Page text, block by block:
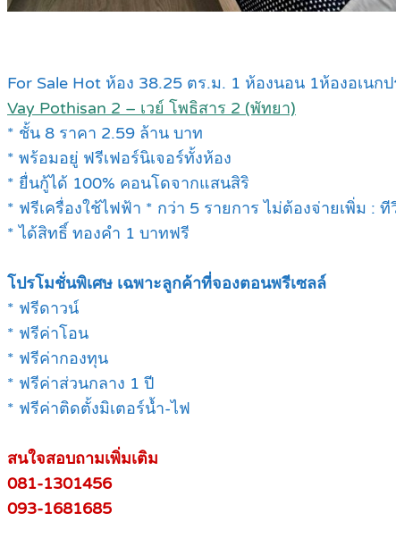
For Sale Hot ห้อง 38.25 ตร.ม. 1 ห้องนอน 1ห้องอเนก
Vay Pothisan 2 – เวย์ โพธิสาร 2 (พัทยา)
* ชั้น 8 ราคา 2.59 ล้าน บาท
* พร้อมอยู่ ฟรีเฟอร์นิเจอร์ทั้งห้อง
* ยื่นกู้ได้ 100% คอนโดจากแสนสิริ
* ฟรีเครื่องใช้ไฟฟ้า * กว่า 5 รายการ ไม่ต้องจ่ายเพิ่ม :
* ได้สิทธิ์ ทองคำ 1 บาทฟรี
โปรโมชั่นพิเศษ เฉพาะลูกค้าที่จองตอนพรีเซลล์
* ฟรีดาวน์
* ฟรีค่าโอน
* ฟรีค่ากองทุน
* ฟรีค่าส่วนกลาง 1 ปี
* ฟรีค่าติดตั้งมิเตอร์น้ำ-ไฟ
สนใจสอบถามเพิ่มเติม
081-1301456
093-1681685